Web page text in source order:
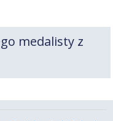
medalisty z